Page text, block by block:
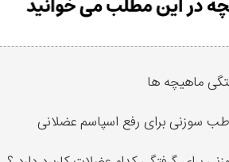
ماهیچه ها
طب سوزنی برای رفع اسپاسم عضلانی